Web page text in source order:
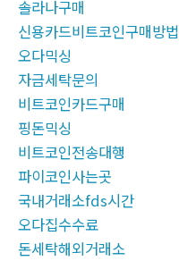
솔라나구매
신용카드비트코인구매방법
오다믹싱
자금세탁문의
비트코인카드구매
핑돈믹싱
비트코인전송대행
파이코인사는곳
국내거래소fds시간
오다집수수료
돈세탁해외거래소